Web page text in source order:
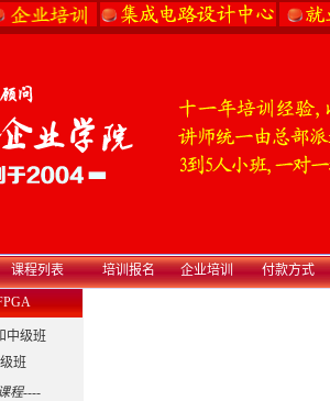
课程列表 培训报名 企业培训 付款方式
中级班
班
程----